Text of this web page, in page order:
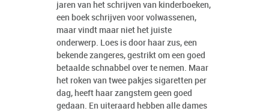
jaren van het schrijven van kinderboeken,
een boek schrijven voor volwassenen,
maar vindt maar niet het juiste
onderwerp. Loes is door haar zus, een
bekende zangeres, gestrikt om een goed
betaalde schnabbel over te nemen. Maar
het roken van twee pakjes sigaretten per
dag, heeft haar zangstem geen goed
gedaan. En uiteraard hebben alle dames